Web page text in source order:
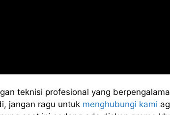
teknisi profesional yang
jangan ragu untuk menghubungi kami